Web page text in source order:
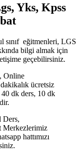
Yks, Kpss
sınıf eğitmenleri, LGS
bilgi almak için
geçebilirsiniz.
Online
ücretsiz
dk ders, 10 dk
Ders,
Merkezlerimiz
hattımızı